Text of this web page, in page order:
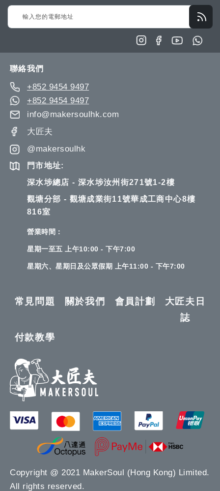
Sign
Up
聯絡我們
+852 9454 9497
+852 9454 9497
info@makersoulhk.com
大匠夫
@makersoulhk
門市地址:
深水埗總店 - 深水埗汝州街271號1-2樓
觀塘分部 - 觀塘成業街11號華成工商中心8樓
816室
營業時間：
星期一至五 上午10:00 - 下午7:00
星期六、星期日及公眾假期 上午11:00 - 下午7:00
常見問題 關於我們 會員計劃
大匠夫日
誌
付款教學
Copyright @ 2021 MakerSoul (Hong Kong) Limited.
All rights reserved.